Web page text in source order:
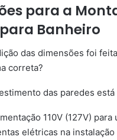
para a
Banheiro
das dimensões foi
correta?
das paredes
110V (127V) para
elétricas na instalação